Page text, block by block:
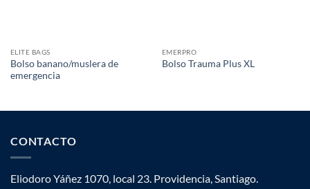
ELITE BAGS
Bolso banano/muslera de
emergencia
EMERPRO
Bolso Trauma Plus XL
CONTACTO
Eliodoro Yáñez 1070, local 23. Providencia, Santiago.